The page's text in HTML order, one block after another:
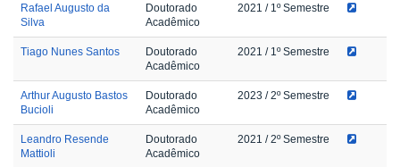
Rafael Augusto da
Silva
Doutorado
Acadêmico
2021 / 1º Semestre
Tiago Nunes Santos
Doutorado
Acadêmico
2021 / 1º Semestre
Arthur Augusto Bastos
Bucioli
Doutorado
Acadêmico
2023 / 2º Semestre
Leandro Resende
Mattioli
Doutorado
Acadêmico
2021 / 2º Semestre